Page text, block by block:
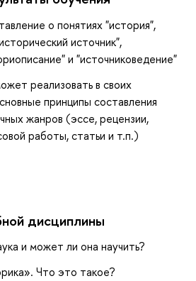
о понятиях "история",
источник",
и "источниковедение"
реализовать в своих
принципы составления
жанров (эссе, рецензии,
работы, статьи и т.п.)
дисциплины
и может ли она научить?
Что это такое?